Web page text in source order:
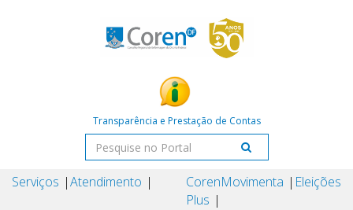
Transparência e Prestação de Contas
Serviços Atendimento
Coren
Plus
Movimenta Eleições